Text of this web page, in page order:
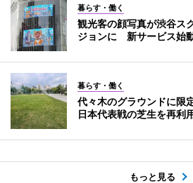
暮らす・働く
観光客の顔写真が渋谷ス
ジョンに 新サービス始
暮らす・働く
代々木のグラウンドに
日本代表戦の芝生を再利
もっと見る